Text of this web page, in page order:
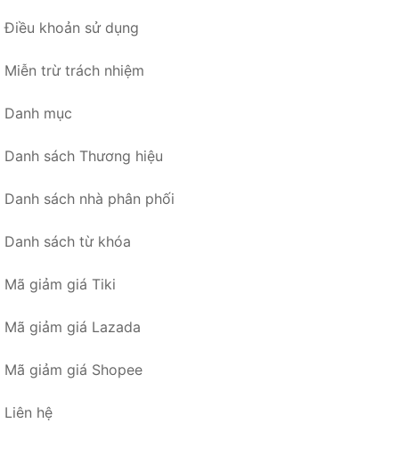
Điều khoản sử dụng
Miễn trừ trách nhiệm
Danh mục
Danh sách Thương hiệu
Danh sách nhà phân phối
Danh sách từ khóa
Mã giảm giá Tiki
Mã giảm giá Lazada
Mã giảm giá Shopee
Liên hệ